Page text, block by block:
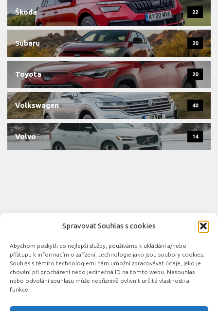
Spravovat Souhlas s cookies
Abychom poskytli co nejlepší služby, používáme k ukládání a/nebo
přístupu k informacím o zařízení, technologie jako jsou soubory cookies.
Souhlas s těmito technologiemi nám umožní zpracovávat údaje, jako je
chování při procházení nebo jedinečná ID na tomto webu. Nesouhlas
nebo odvolání souhlasu může nepříznivě ovlivnit určité vlastnosti a
funkce.
Škoda 22
Subaru 20
Toyota 20
Volkswagen 40
Volvo 14
Novinky automobilového průmyslu © 2026. Všechna práva
vyhrazena.
Podporováno - Designed with the Hueman theme